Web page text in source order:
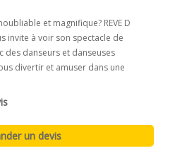
et magnifique? REVE D
invite à voir son spectacle de
des danseurs et danseuses
divertir et amuser dans une